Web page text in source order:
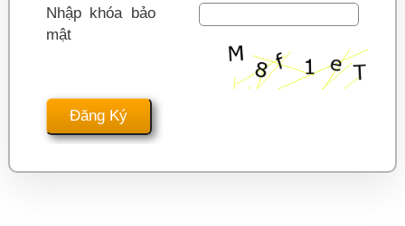
Nhập khóa bảo
mật